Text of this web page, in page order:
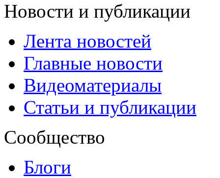
Новости и публикации
Лента новостей
Главные новости
Видеоматериалы
Статьи и публикации
Сообщество
Блоги